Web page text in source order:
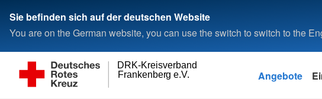
Sie befinden sich auf der deutschen Website
You are on the German website, you can use the switch to switch to the
Frankenberg e.V.
DRK-Kreisverband
Angebote